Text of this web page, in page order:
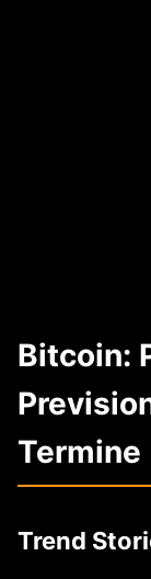
Bitcoin:
Termine
Trend